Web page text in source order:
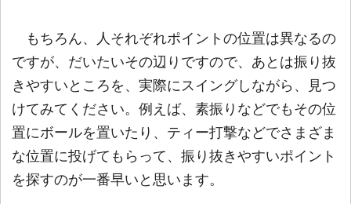
もちろん、人それぞれポイントの位置は異なるの
ですが、だいたいその辺りですので、あとは振り抜
きやすいところを、実際にスイングしながら、見つ
けてみてください。例えば、素振りなどでもその位
置にボールを置いたり、ティー打撃などでさまざま
な位置に投げてもらって、振り抜きやすいポイント
を探すのが一番早いと思います。